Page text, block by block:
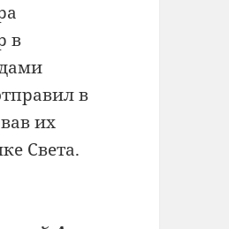
в
в
их
Света.